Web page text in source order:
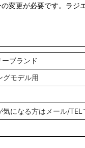
変更が必要です。ラ
ブランド
グモデル用
になる方はメール/TEL